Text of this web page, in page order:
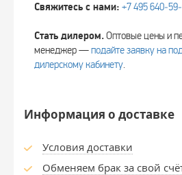
Свяжитесь с нами: +7 495
Стать дилером.Оптовые цены и
менеджер —подайте заявку на
дилерскому кабинету.
Информация о доставке
Условия доставки
Обменяем брак за свой